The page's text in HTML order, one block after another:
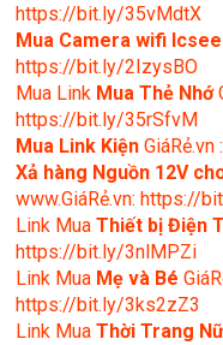
https://bit.ly/35vMdtX
Mua Camera wifi Icsee
https://bit.ly/2IzysBO
Mua Link Mua Thẻ Nhớ
https://bit.ly/35rSfvM
Mua Link Kiện
Xả hàng Nguồn 12V
www.GiáRẻ.vn: https://
Link MuaThiết bị Điện
https://bit.ly/3nlMPZi
Link Mua Mẹ và Bé
https://bit.ly/3ks2zZ3
Link MuaThời Trang